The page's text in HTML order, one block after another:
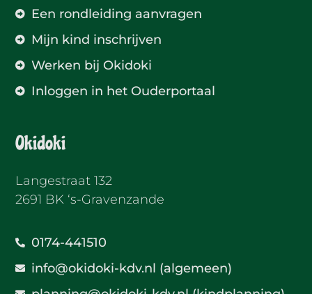
Een rondleiding aanvragen
Mijn kind inschrijven
Werken bij Okidoki
Inloggen in het Ouderportaal
Okidoki
Langestraat 132
2691 BK ‘s-Gravenzande
0174-441510
info@okidoki-kdv.nl (algemeen)